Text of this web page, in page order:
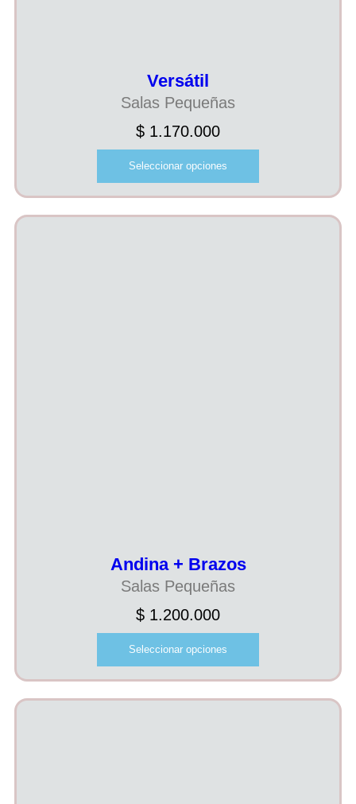
Versátil
Salas Pequeñas
$ 1.170.000
Seleccionar opciones
Andina + Brazos
Salas Pequeñas
$ 1.200.000
Seleccionar opciones